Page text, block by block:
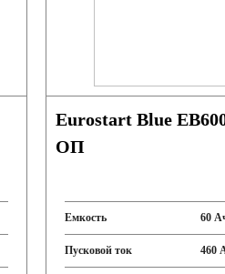
Eurostart Blue EB600 60Ah 460A
ОП
Емкость 60
Пусковой ток 460